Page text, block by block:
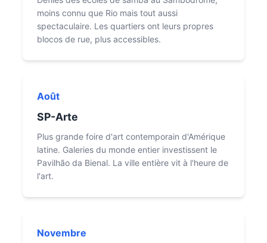
moins connu que Rio mais tout aussi
spectaculaire. Les quartiers ont leurs propres
blocos de rue, plus accessibles.
Août
SP-Arte
Plus grande foire d'art contemporain d'Amérique
latine. Galeries du monde entier investissent le
Pavilhão da Bienal. La ville entière vit à l'heure de
l'art.
Novembre